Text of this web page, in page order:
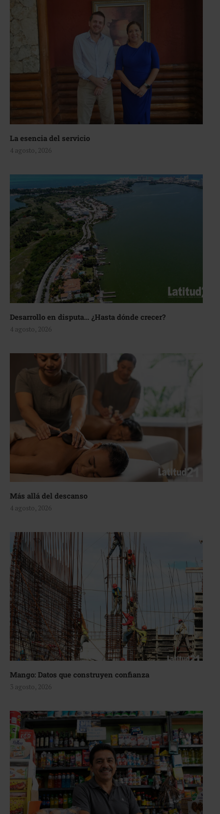
La esencia del servicio
4 agosto, 2026
Desarrollo en disputa… ¿Hasta dónde crecer?
4 agosto, 2026
Más allá del descanso
4 agosto, 2026
Mango: Datos que construyen confianza
3 agosto, 2026